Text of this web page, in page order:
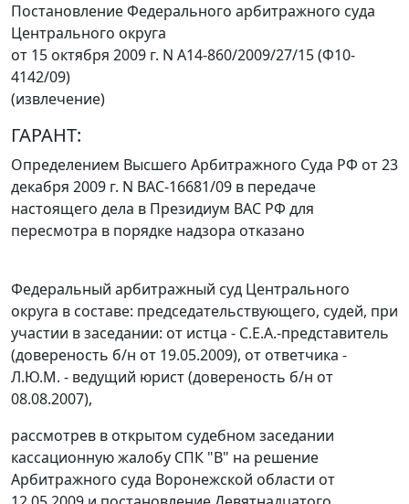
Постановление Федерального арбитражного суда
Центрального округа
от 15 октября 2009 г. N А14-860/2009/27/15 (Ф10-
4142/09)
(извлечение)
ГАРАНТ:
Определением Высшего Арбитражного Суда РФ от 23
декабря 2009 г. N ВАС-16681/09 в передаче
настоящего дела в Президиум ВАС РФ для
пересмотра в порядке надзора отказано
Федеральный арбитражный суд Центрального
округа в составе: председательствующего, судей, при
участии в заседании: от истца - С.Е.А.-представитель
(довереность б/н от 19.05.2009), от ответчика -
Л.Ю.М. - ведущий юрист (довереность б/н от
08.08.2007),
рассмотрев в открытом судебном заседании
кассационную жалобу СПК "В" на решение
Арбитражного суда Воронежской области от